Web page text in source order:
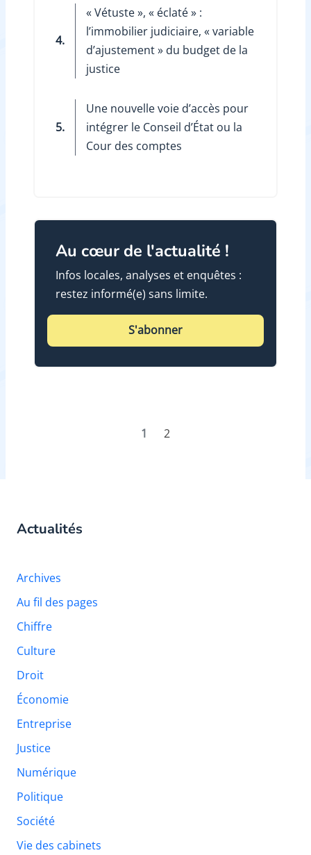
4.
« Vétuste », « éclaté » :
l’immobilier judiciaire, « variable
d’ajustement » du budget de la
justice
5.
Une nouvelle voie d’accès pour
intégrer le Conseil d’État ou la
Cour des comptes
Au cœur de l'actualité !
Infos locales, analyses et enquêtes :
restez informé(e) sans limite.
S'abonner
1 2
Actualités
Archives
Au fil des pages
Chiffre
Culture
Droit
Économie
Entreprise
Justice
Numérique
Politique
Société
Vie des cabinets